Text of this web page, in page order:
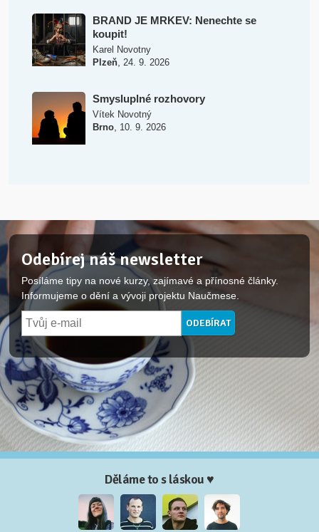
BRAND JE MRKEV: Nenechte se
koupit!
Karel Novotny
Plzeň, 24. 9. 2026
Smysluplné rozhovory
Vítek Novotný
Brno, 10. 9. 2026
Odebírej náš newsletter
Posíláme tipy na nové kurzy, zajímavé a přínosné články.
Informujeme o dění a vývoji projektu Naučmese.
Děláme to s láskou ♥